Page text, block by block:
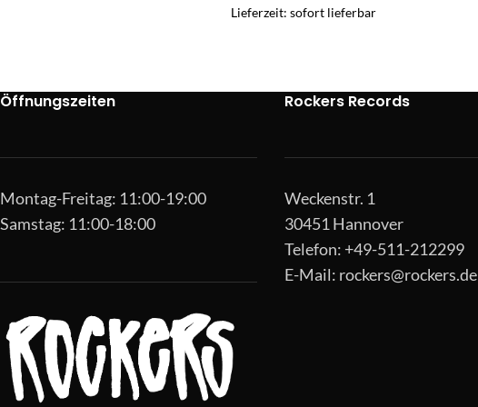
Lieferzeit: sofort lieferbar
Öffnungszeiten
Montag-Freitag: 11:00-19:00
Samstag: 11:00-18:00
Rockers Records
Weckenstr. 1
30451 Hannover
Telefon: +49-511-212299
E-Mail: rockers@rockers.de